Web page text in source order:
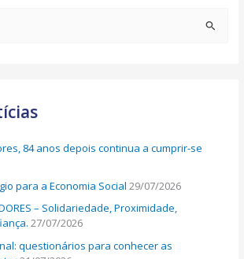
84 anos depois continua a cumprir-se
para a Economia Social 29/07/2026
– Solidariedade, Proximidade,
27/07/2026
questionários para conhecer as